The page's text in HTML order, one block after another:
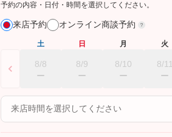
予約の内容・日付・時間を選択してください。
来店予約 オンライン商談予約
土
8/8
日
8/9
月
8/10
火
8/11